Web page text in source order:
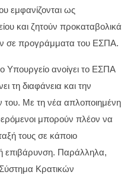
εμφανίζονται ως
και ζητούν προκαταβολικά
σε προγράμματα του ΕΣΠΑ.
Υπουργείο ανοίγει το ΕΣΠΑ
τη διαφάνεια και την
του. Με τη νέα απλοποιημένη
μπορούν πλέον να
τους σε κάποιο
επιβάρυνση. Παράλληλα,
Κρατικών